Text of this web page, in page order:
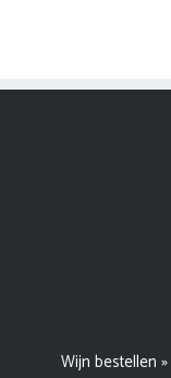
Wijn bestellen »